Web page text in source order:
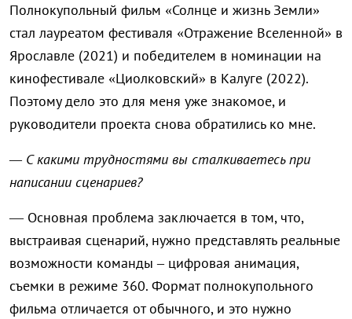
Полнокупольный фильм «Солнце и жизнь Земли»
стал лауреатом фестиваля «Отражение Вселенной» в
Ярославле (2021) и победителем в номинации на
кинофестивале «Циолковский» в Калуге (2022).
Поэтому дело это для меня уже знакомое, и
руководители проекта снова обратились ко мне.
— С какими трудностями вы сталкиваетесь при
написании сценариев?
— Основная проблема заключается в том, что,
выстраивая сценарий, нужно представлять реальные
возможности команды – цифровая анимация,
съемки в режиме 360. Формат полнокупольного
фильма отличается от обычного, и это нужно